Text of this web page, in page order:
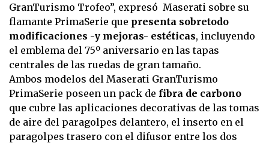
GranTurismo Trofeo”, expresó Maserati sobre su
flamante PrimaSerie que presenta sobretodo
modificaciones -y mejoras- estéticas, incluyendo
el emblema del 75º aniversario en las tapas
centrales de las ruedas de gran tamaño.
Ambos modelos del Maserati GranTurismo
PrimaSerie poseen un pack de fibra de carbono
que cubre las aplicaciones decorativas de las tomas
de aire del paragolpes delantero, el inserto en el
paragolpes trasero con el difusor entre los dos